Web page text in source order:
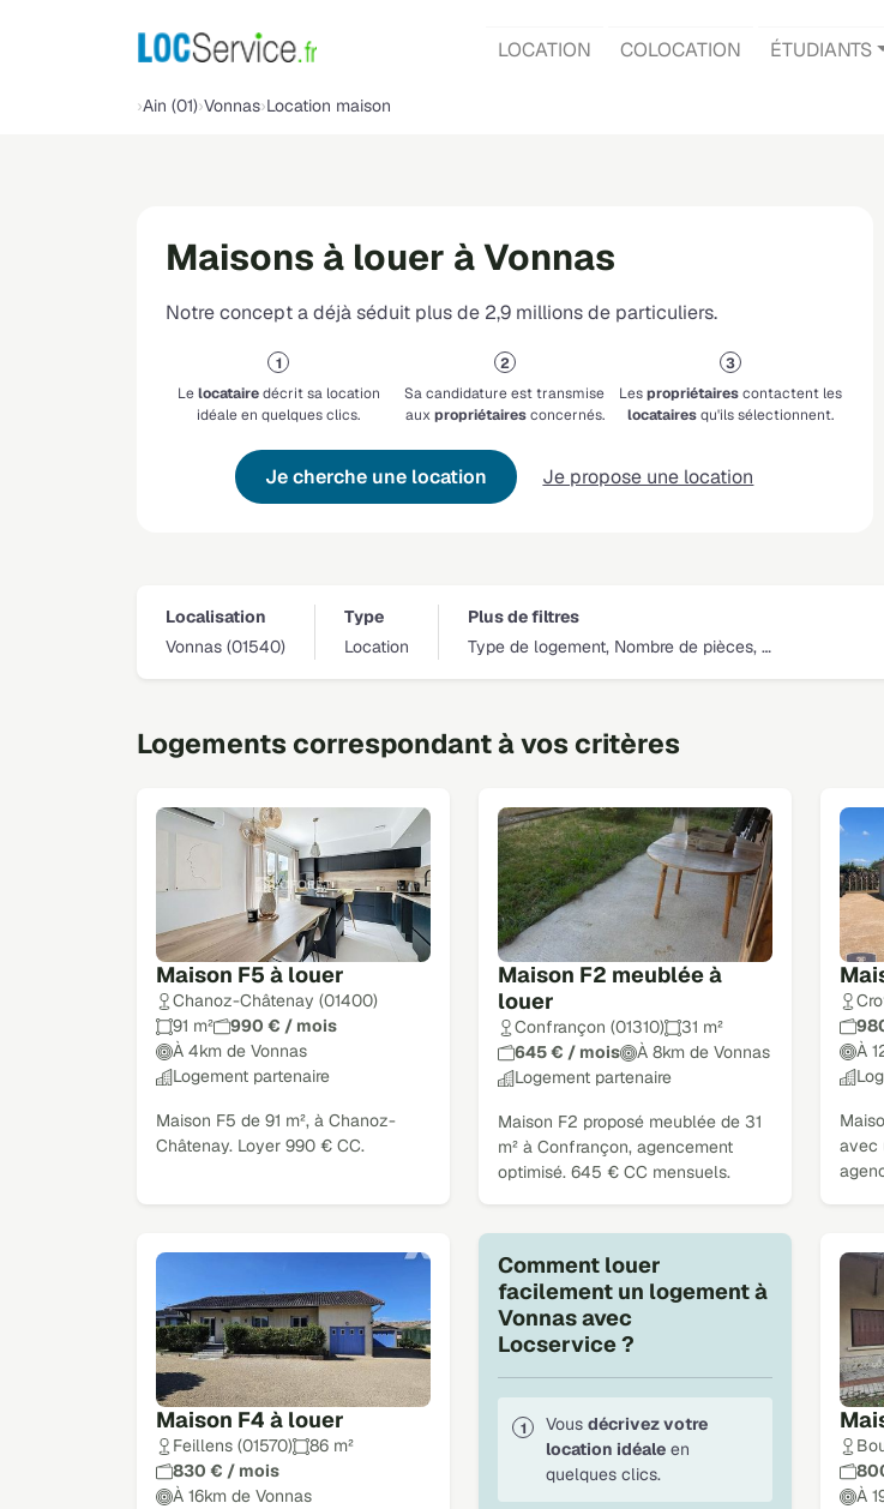
LOCATION COLOCATION ÉTUDIANTS
Ain (01) Vonnas Location maison
Maisons à louer à Vonnas
Notre concept a déjà séduit plus de 2,9 millions de particuliers.
Lelocatairedécrit sa location
idéale en quelques clics.
Sa candidature est transmise
auxpropriétairesconcernés.
Lespropriétairescontactent les
locatairesqu'ils sélectionnent.
Je cherche une location Je propose une location
Localisation
Vonnas (01540)
Type
Location
Plus de filtres
Type de logement, Nombre de pièces, …
Logements correspondant à vos critères
Maison F5 à louer
Chanoz-Châtenay (01400)
91 m²
990 € / mois
À 4km de Vonnas
Logement partenaire
Maison F5 de 91 m², à Chanoz-
Châtenay. Loyer 990 € CC.
Maison F2 meublée à
louer
Confrançon (01310)
31 m²
645 € / mois
À 8km de Vonnas
Logement partenaire
Maison F2 proposé meublée de 31
m² à Confrançon, agencement
optimisé. 645 € CC mensuels.
À
avec
Maison F4 à louer
Feillens (01570)
86 m²
830 € / mois
À 16km de Vonnas
À
Comment louer
facilement un logement à
Vonnas avec
Locservice ?
Vous décrivez votre
location idéale en
quelques clics.